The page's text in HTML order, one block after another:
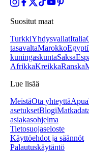
Suositut maat
TurkkiYhdysvallatItalia
tasavaltaMarokkoEgypti
kuningaskuntaSaksa
AfrikkaKreikkaRanska
Lue lisää
MeistäOta yhteyttäApua
asetuksetBlogi
asiakasohjelma
Tietosuojaseloste
Käyttöehdot ja säännöt
Palautuskäytäntö